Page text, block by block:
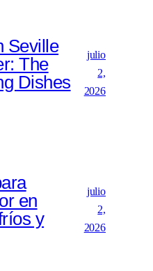
Seville
The
Dishes
julio
2,
2026
en
y
julio
2,
2026